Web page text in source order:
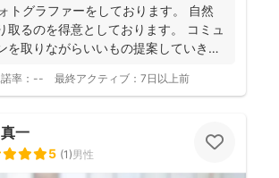
トグラファーをしております。 自然
取るのを得意としております。 コミュ
を取りながらいいもの提案していきた
率： -- 最終アクティブ： 7日以上前
一
5 (1)男性